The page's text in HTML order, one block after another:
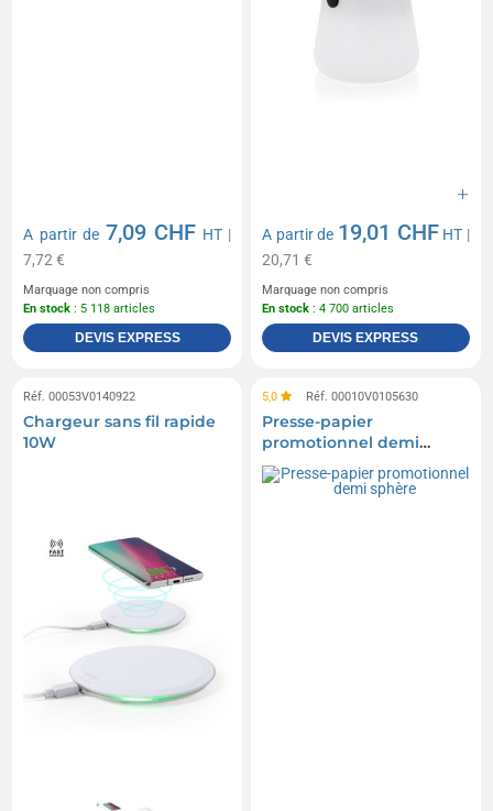
A partir de 7,09 CHF HT|
7,72 €
Marquage non compris
En stock : 5 118 articles
DEVIS EXPRESS
A partir de 19,01 CHF HT |
20,71 €
Marquage non compris
En stock : 4 700 articles
DEVIS EXPRESS
Réf. 00053V0140922
Chargeur sans fil rapide
10W
5,0 Réf. 00010V0105630
Presse-papier
promotionnel demi
sphère